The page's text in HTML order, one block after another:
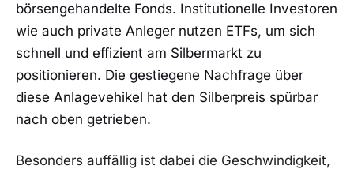
börsengehandelte Fonds. Institutionelle Investoren
wie auch private Anleger nutzen ETFs, um sich
schnell und effizient am Silbermarkt zu
positionieren. Die gestiegene Nachfrage über
diese Anlagevehikel hat den Silberpreis spürbar
nach oben getrieben.
Besonders auffällig ist dabei die Geschwindigkeit,